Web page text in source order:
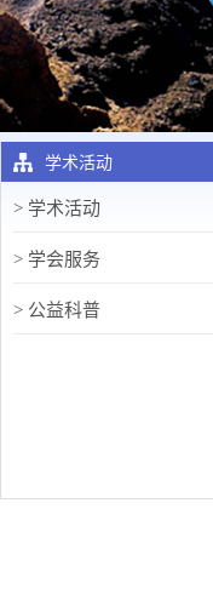
学术活动
> 学术活动
> 学会服务
> 公益科普